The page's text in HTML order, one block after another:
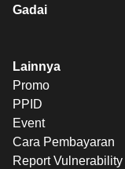
Gadai
Lainnya
Promo
PPID
Event
Cara Pembayaran
Report Vulnerability